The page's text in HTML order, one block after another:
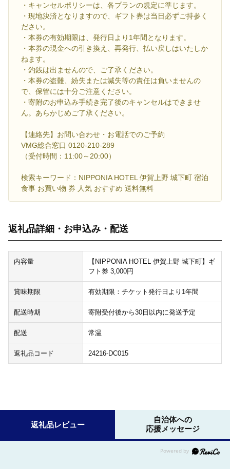
・キャンセルポリシーは、各プランの規定に準じます。
・現地決済となりますので、ギフト券は当日必ずご持参く
ださい。
・本券の有効期限は、発行日より1年間となります。
・本券の現金への引き換え、再発行、払い戻しはいたしか
ねます。
・釣銭は出ませんので、ご了承ください。
・本券の盗難、紛失または減失等の責任は負いませんの
で、保管には十分ご注意ください。
・寄附のお申込み手続き完了後のキャンセルはできませ
ん。あらかじめご了承ください。
【連絡先】お問い合わせ・お電話でのご予約
VMG総合窓口 0120-210-289
（受付時間：11:00～20:00）
検索キーワード：NIPPONIA HOTEL 伊賀上野 城下町 宿泊
食事 お買い物 券 人気 おすすめ 送料無料
返礼品詳細・お申込み・配送
内容量
【NIPPONIA HOTEL 伊賀上野 城下町】ギ
フト券 3,000円
賞味期限 有効期限：チケット発行日より1年間
配送時期 寄附受付後から30日以内に発送予定
配送 常温
返礼品コード 24216-DC015
返礼品レビュー
自治体への
応援メッセージ